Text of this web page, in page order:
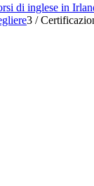
di inglese in
3 /